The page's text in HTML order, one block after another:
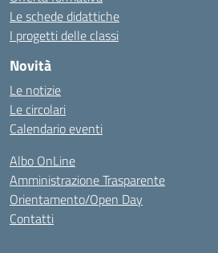
Le schede didattiche
I progetti delle classi
Novità
Le notizie
Le circolari
Calendario eventi
Albo OnLine
Amministrazione Trasparente
Orientamento/Open Day
Contatti